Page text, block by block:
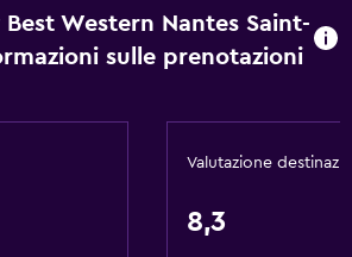
Western Nantes Saint-
sulle prenotazioni
Valutazione
8,3